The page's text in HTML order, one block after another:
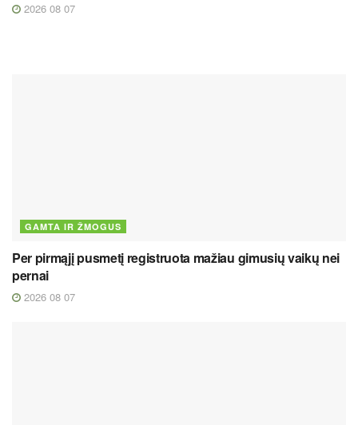
2026 08 07
GAMTA IR ŽMOGUS
Per pirmąjį pusmetį registruota mažiau gimusių vaikų nei
pernai
2026 08 07